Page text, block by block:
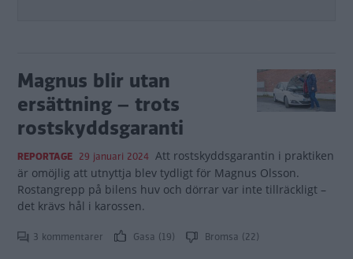
Magnus blir utan
ersättning – trots
rostskyddsgaranti
REPORTAGE 29 januari 2024 Att rostskyddsgarantin i praktiken
är omöjlig att utnyttja blev tydligt för Magnus Olsson.
Rostangrepp på bilens huv och dörrar var inte tillräckligt –
det krävs hål i karossen.
3 kommentarer Gasa (19) Bromsa (22)